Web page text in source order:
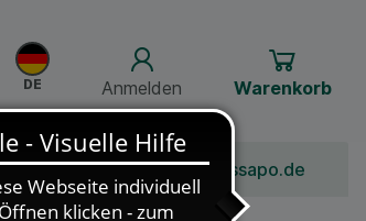
Anmelden Warenkorb
Jobs Über Schlossapo.de